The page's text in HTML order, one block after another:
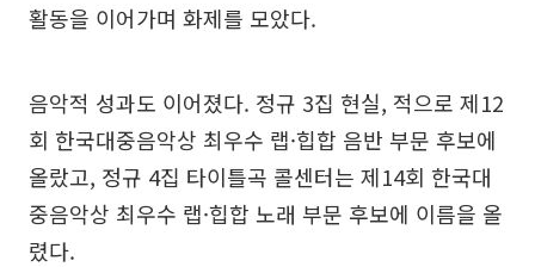
활동을 이어가며 화제를 모았다.
음악적 성과도 이어졌다. 정규 3집 현실, 적으로 제12
회 한국대중음악상 최우수 랩·힙합 음반 부문 후보에
올랐고, 정규 4집 타이틀곡 콜센터는 제14회 한국대
중음악상 최우수 랩·힙합 노래 부문 후보에 이름을 올
렸다.